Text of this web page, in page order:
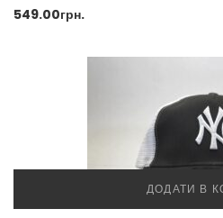
549.00грн.
ДОДАТИ В